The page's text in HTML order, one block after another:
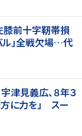
膝前十字靭帯損
ル」全戦欠場…代
宇津見義広、８年３
に力を」 スー